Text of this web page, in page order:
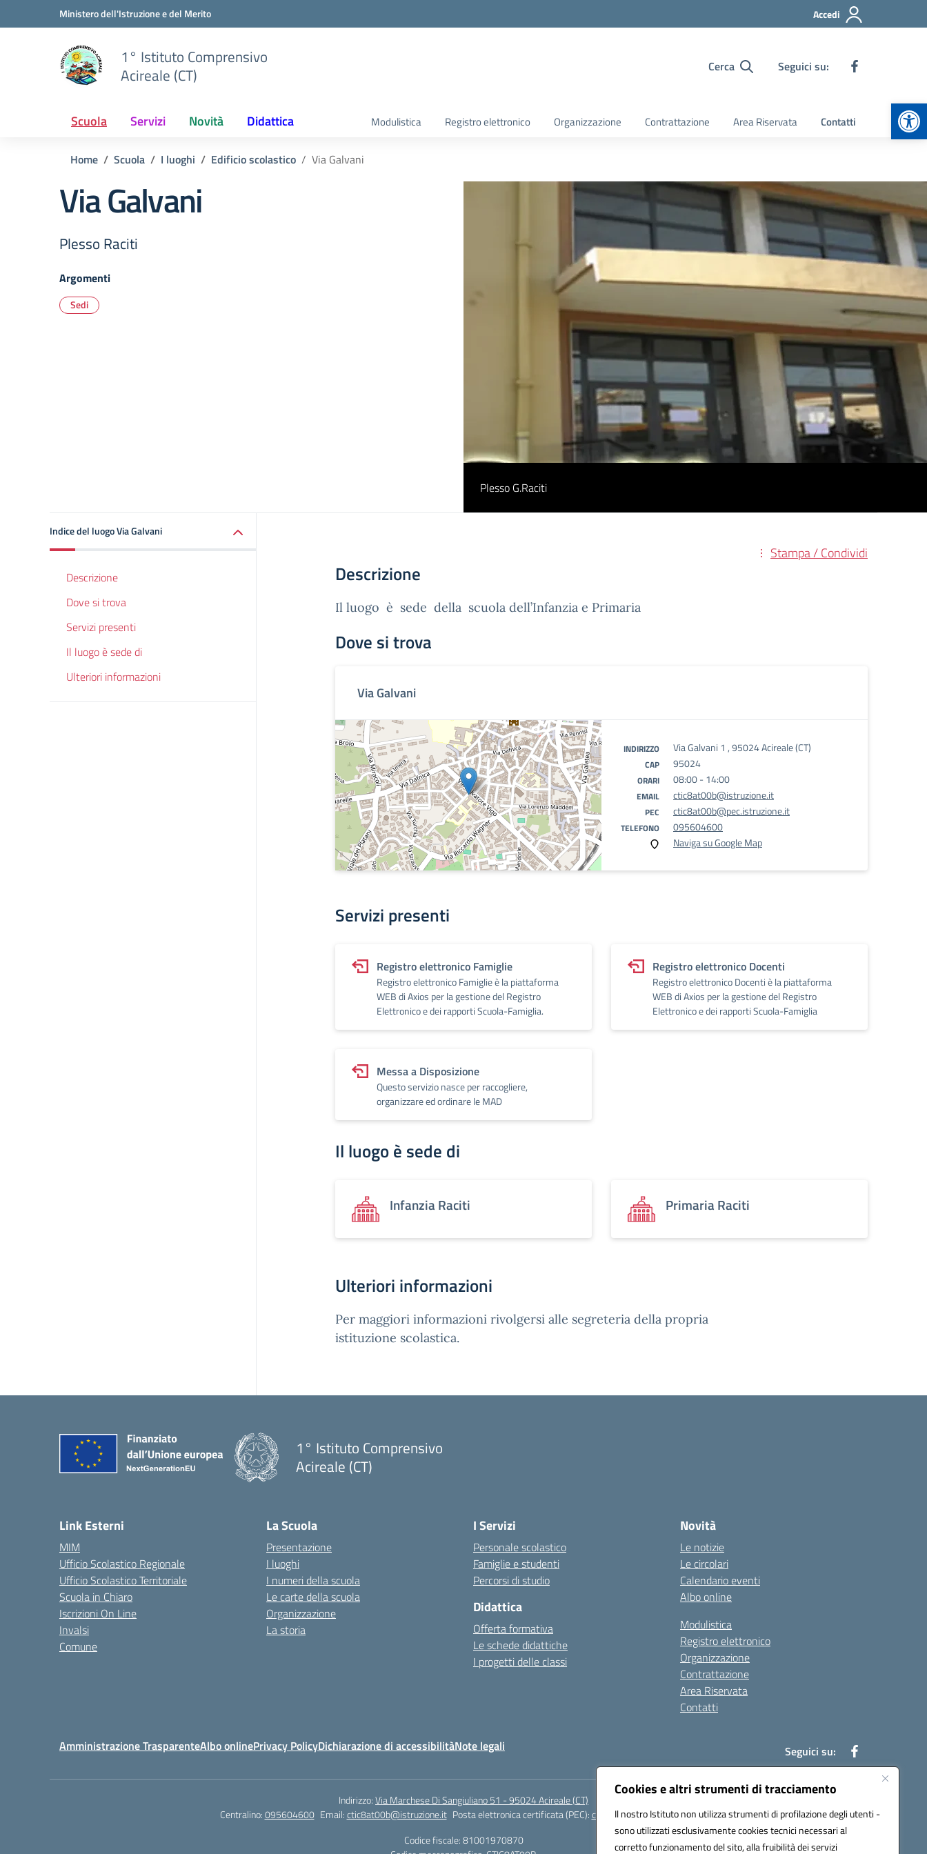
Cookies e altri strumenti di tracciamento
Il nostro Istituto non utilizza strumenti di profilazione degli utenti -
sono utilizzati esclusivamente cookies tecnici necessari al
corretto funzionamento del sito, alla fruibilità dei servizi
Vai ai contenuti
Vai al menu di navigazioneMinistero dell'Istruzione e del Merito Accedi
1° Istituto Comprensivo
Acireale (CT)
Cerca Seguici su:
Scuola Servizi Novità Didattica Modulistica Registro elettronico Organizzazione Contrattazione Area Riservata Contatti
Home Scuola I luoghi Edificio scolastico Via Galvani
Plesso G.Raciti
Via Galvani
Plesso Raciti
Argomenti
Sedi
Indice del luogo Via Galvani
Descrizione
Dove si trova
Servizi presenti
Il luogo è sede di
Ulteriori informazioni
Stampa / Condividi
Descrizione
Il luogo è sede della scuola dell’Infanzia e Primaria
Dove si trova
Via Galvani
INDIRIZZO Via Galvani 1 , 95024 Acireale (CT)
CAP 95024
ORARI 08:00 - 14:00
EMAIL ctic8at00b@istruzione.it
PEC ctic8at00b@pec.istruzione.it
TELEFONO
095604600
Naviga su Google Map
Servizi presenti
Registro elettronico Famiglie
Registro elettronico Famiglie è la piattaforma
WEB di Axios per la gestione del Registro
Elettronico e dei rapporti Scuola-Famiglia.
Registro elettronico Docenti
Registro elettronico Docenti è la piattaforma
WEB di Axios per la gestione del Registro
Elettronico e dei rapporti Scuola-Famiglia
Messa a Disposizione
Questo servizio nasce per raccogliere,
organizzare ed ordinare le MAD
Il luogo è sede di
Infanzia Raciti Primaria Raciti
Ulteriori informazioni
Per maggiori informazioni rivolgersi alle segreteria della propria
istituzione scolastica.
1° Istituto Comprensivo
Acireale (CT)
Link Esterni
MIM
Ufficio Scolastico Regionale
Ufficio Scolastico Territoriale
Scuola in Chiaro
Iscrizioni On Line
Invalsi
Comune
La Scuola
Presentazione
I luoghi
I numeri della scuola
Le carte della scuola
Organizzazione
La storia
I Servizi
Personale scolastico
Famiglie e studenti
Percorsi di studio
Didattica
Offerta formativa
Le schede didattiche
I progetti delle classi
Novità
Le notizie
Le circolari
Calendario eventi
Albo online
Modulistica
Registro elettronico
Organizzazione
Contrattazione
Area Riservata
Contatti
Amministrazione TrasparenteAlbo onlinePrivacy PolicyDichiarazione di accessibilitàNote legali Seguici su:
Indirizzo:Via Marchese Di Sangiuliano 51 - 95024 Acireale (CT)
Centralino:095604600 Email:ctic8at00b@istruzione.it Posta elettronica certificata (PEC):ctic8at00b@pec.istruzione.it
Codice fiscale: 81001970870